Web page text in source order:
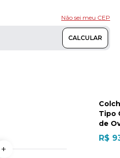
Não sei meu CEP
Tipo
de
R$